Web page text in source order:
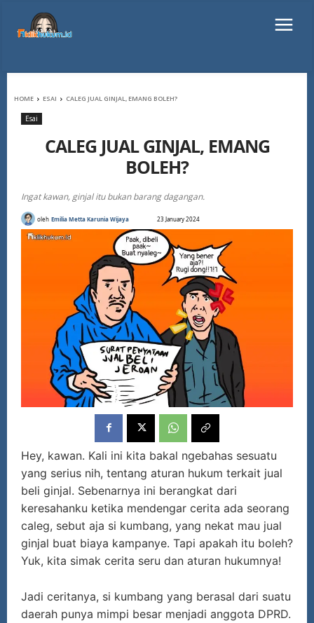
HOME ESAI CALEG JUAL GINJAL, EMANG BOLEH?
Esai
CALEG JUAL GINJAL, EMANG
BOLEH?
Ingat kawan, ginjal itu bukan barang dagangan.
oleh Emilia Metta Karunia Wijaya 23 January 2024
Hey, kawan. Kali ini kita bakal ngebahas sesuatu
yang serius nih, tentang aturan hukum terkait jual
beli ginjal. Sebenarnya ini berangkat dari
keresahanku ketika mendengar cerita ada seorang
caleg, sebut aja si kumbang, yang nekat mau jual
ginjal buat biaya kampanye. Tapi apakah itu boleh?
Yuk, kita simak cerita seru dan aturan hukumnya!
Jadi ceritanya, si kumbang yang berasal dari suatu
daerah punya mimpi besar menjadi anggota DPRD.